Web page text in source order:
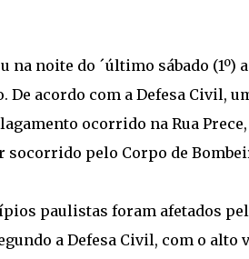
na noite do ´último sábado (1º)
De acordo com a Defesa Civil,
ocorrido na Rua
socorrido pelo Corpo de
paulistas foram afetados
a Defesa Civil, com o